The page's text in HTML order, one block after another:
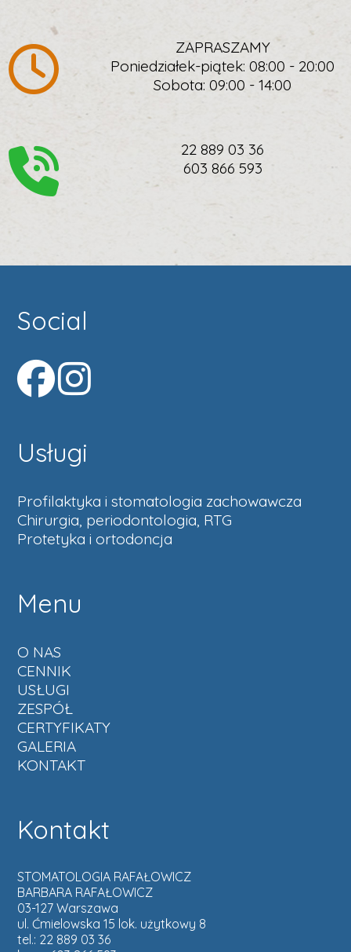
ZAPRASZAMY
Poniedziałek-piątek: 08:00 - 20:00
Sobota: 09:00 - 14:00
22 889 03 36
603 866 593
Social
Usługi
Profilaktyka i stomatologia zachowawcza
Chirurgia, periodontologia, RTG
Protetyka i ortodoncja
Menu
O NAS
CENNIK
USŁUGI
ZESPÓŁ
CERTYFIKATY
GALERIA
KONTAKT
Kontakt
STOMATOLOGIA RAFAŁOWICZ
BARBARA RAFAŁOWICZ
03-127 Warszawa
ul. Ćmielowska 15 lok. użytkowy 8
tel.: 22 889 03 36